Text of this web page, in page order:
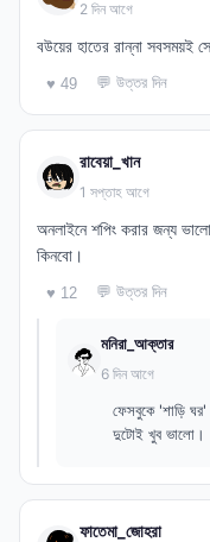
2 দিন আগে
বউয়ের হাতের রান্না
♥ 49 💬 উত্তর দিন
রাবেয়া_খান
1 সপ্তাহ আগে
অনলাইনে শপিং করার জন্য
কিনবো।
♥ 12 💬 উত্তর দিন
মনিরা_আক্তার
6 দিন আগে
ফেসবুকে 'শাড়ি ঘর'
দুটোই খুব ভালো।
ফাতেমা_জোহরা